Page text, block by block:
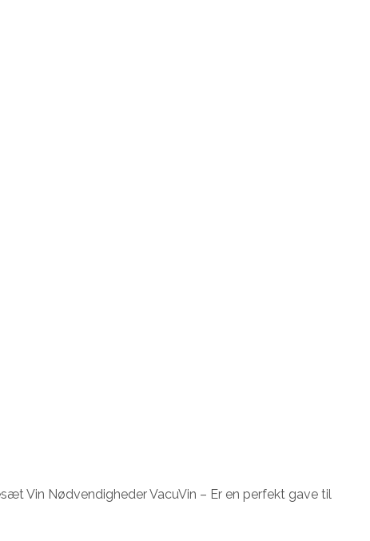
Vin Nødvendigheder VacuVin – Er en perfekt gave til